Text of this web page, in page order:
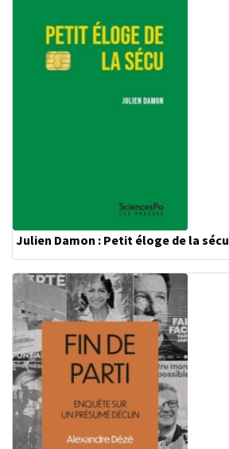
Julien Damon : Petit éloge de la sécu